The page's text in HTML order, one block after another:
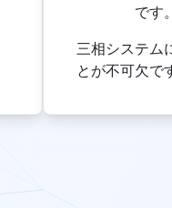
です。
三相システム
とが不可欠で